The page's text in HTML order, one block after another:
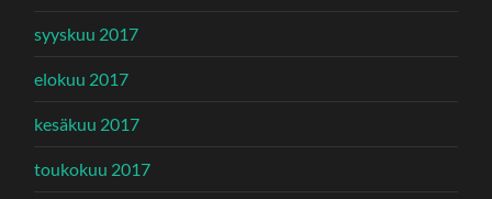
syyskuu 2017
elokuu 2017
kesäkuu 2017
toukokuu 2017